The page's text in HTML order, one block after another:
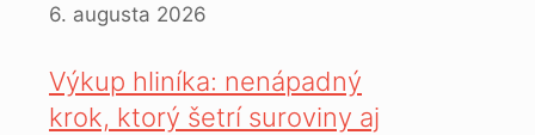
6. augusta 2026
Výkup hliníka: nenápadný
krok, ktorý šetrí suroviny aj